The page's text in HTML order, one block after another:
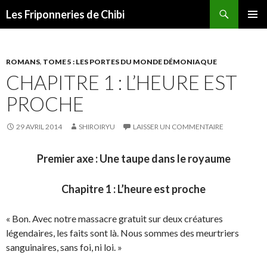
Les Friponneries de Chibi
ROMANS, TOME 5 : LES PORTES DU MONDE DÉMONIAQUE
CHAPITRE 1 : L’HEURE EST
PROCHE
29 AVRIL 2014 SHIROIRYU LAISSER UN COMMENTAIRE
Premier axe : Une taupe dans le royaume
Chapitre 1 : L’heure est proche
« Bon. Avec notre massacre gratuit sur deux créatures
légendaires, les faits sont là. Nous sommes des meurtriers
sanguinaires, sans foi, ni loi. »